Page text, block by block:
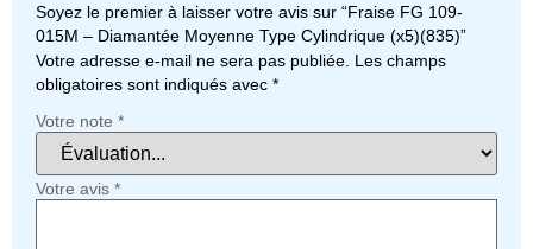
Soyez le premier à laisser votre avis sur “Fraise FG 109-
015M – Diamantée Moyenne Type Cylindrique (x5)(835)”
Votre adresse e-mail ne sera pas publiée. Les champs
obligatoires sont indiqués avec *
Votre note *
Votre avis *